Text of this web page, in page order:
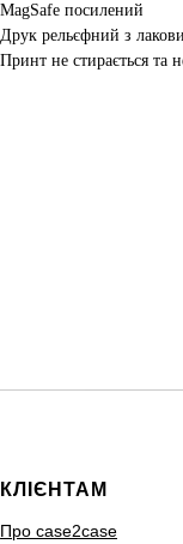
MagSafe посилений
Друк рельєфний з
Принт не стирається та
КЛІЄНТАМ
Про case2case